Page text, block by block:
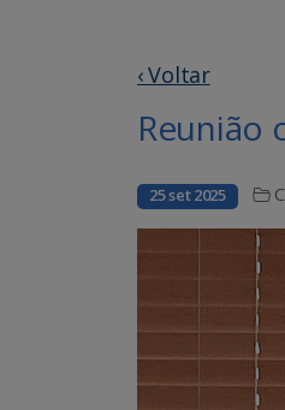
‹ Voltar
Reunião
25 set 2025